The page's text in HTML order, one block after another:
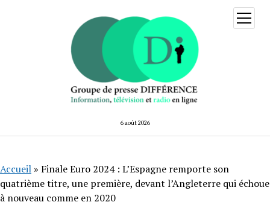
6 août 2026
ouvrir
menu
Accueil » Finale Euro 2024 : L’Espagne remporte son
quatrième titre, une première, devant l’Angleterre qui échoue
à nouveau comme en 2020